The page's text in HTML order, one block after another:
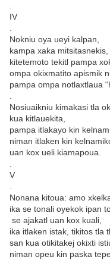
IV
Nokniu oya ueyi kalpan,
kampa xaka mitsitasnekis,
kitetemoto tekitl pampa
ompa okixmatito apismik
pampa ompa notlaxtlaua
Nosiuaikniu kimakasi tla
kua kitlauekita,
pampa itlakayo kin
niman itlaken kin
uan kox ueli kiamapoua.
V
Nonana kitoua: amo
ika se tonali oyekok ipan
se ajakatl uan kox kuali,
ika itlaken istak, tikitos tla
san kua otikitakej okixti
niman opeu kin paska